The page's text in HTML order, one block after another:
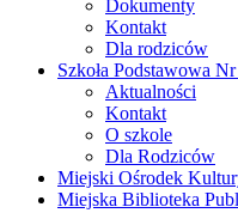
Dokumenty
Kontakt
Dla rodziców
Szkoła Podstawowa
Aktualności
Kontakt
O szkole
Dla Rodziców
Miejski Ośrodek
Miejska Biblioteka